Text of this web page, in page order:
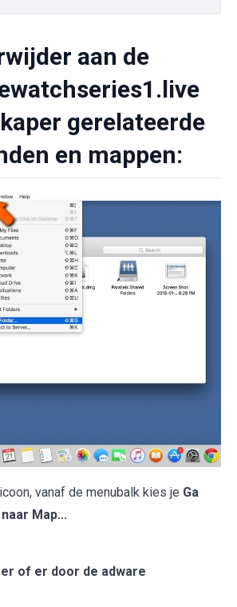
aan de
gerelateerde
en mappen:
icoon, vanaf de menubalk kies je Ga
naar Map...
of er door de adware